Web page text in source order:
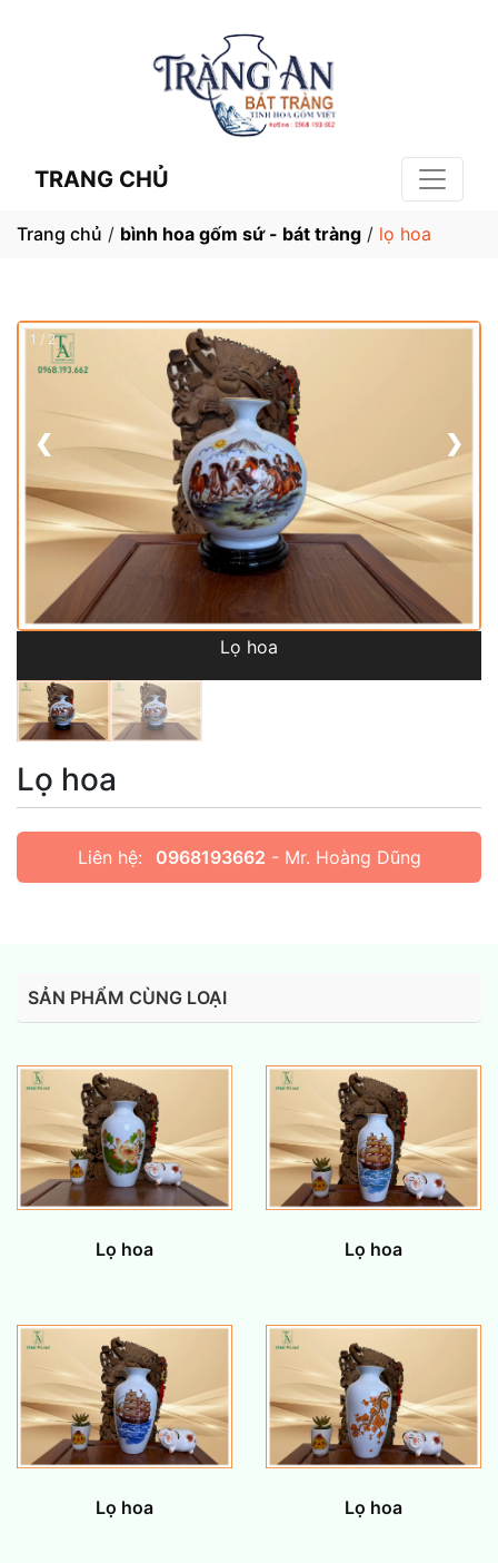
TRANG CHỦ
Trang chủ / bình hoa gốm sứ - bát tràng / lọ hoa
1 / 2
❮ ❯
Lọ hoa
Lọ hoa
Liên hệ: 0968193662 - Mr. Hoàng Dũng
SẢN PHẨM CÙNG LOẠI
Lọ hoa Lọ hoa
Lọ hoa Lọ hoa